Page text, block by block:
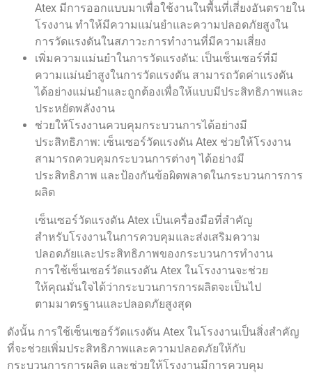
Atex มีการออกแบบมาเพื่อใช้งานในพื้นที่เสี่ยงอันตรายใน
โรงงาน ทำให้มีความแม่นยำและความปลอดภัยสูงใน
การวัดแรงดันในสภาวะการทำงานที่มีความเสี่ยง
เพิ่มความแม่นยำในการวัดแรงดัน: เป็นเซ็นเซอร์ที่มี
ความแม่นยำสูงในการวัดแรงดัน สามารถวัดค่าแรงดัน
ได้อย่างแม่นยำและถูกต้องเพื่อให้แบบมีประสิทธิภาพและ
ประหยัดพลังงาน
ช่วยให้โรงงานควบคุมกระบวนการได้อย่างมี
ประสิทธิภาพ: เซ็นเซอร์วัดแรงดัน Atex ช่วยให้โรงงาน
สามารถควบคุมกระบวนการต่างๆ ได้อย่างมี
ประสิทธิภาพ และป้องกันข้อผิดพลาดในกระบวนการการ
ผลิต
เซ็นเซอร์วัดแรงดัน Atex เป็นเครื่องมือที่สำคัญ
สำหรับโรงงานในการควบคุมและส่งเสริมความ
ปลอดภัยและประสิทธิภาพของกระบวนการทำงาน
การใช้เซ็นเซอร์วัดแรงดัน Atex ในโรงงานจะช่วย
ให้คุณมั่นใจได้ว่ากระบวนการการผลิตจะเป็นไป
ตามมาตรฐานและปลอดภัยสูงสุด
ดังนั้น การใช้เซ็นเซอร์วัดแรงดัน Atex ในโรงงานเป็นสิ่งสำคัญ
ที่จะช่วยเพิ่มประสิทธิภาพและความปลอดภัยให้กับ
กระบวนการการผลิต และช่วยให้โรงงานมีการควบคุม